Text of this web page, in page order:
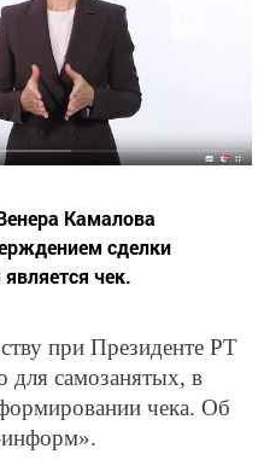
Камалова
сделки
чек.
при Президенте РТ
для самозанятых, в
чека. Об